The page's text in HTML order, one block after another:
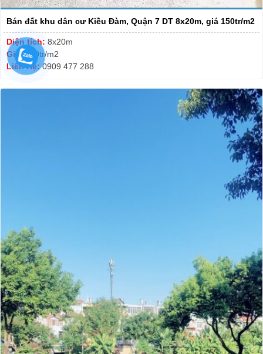
Bán đất khu dân cư Kiều Đàm, Quận 7 DT 8x20m, giá 150tr/m2
Diện tích: 8x20m
Giá:150tr/m2
Liên Hệ:0909 477 288